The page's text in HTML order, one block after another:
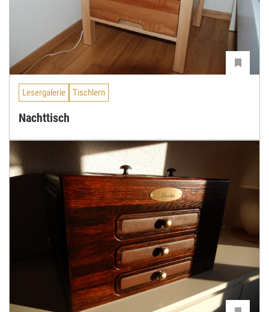
Lesergalerie Tischlern
Nachttisch